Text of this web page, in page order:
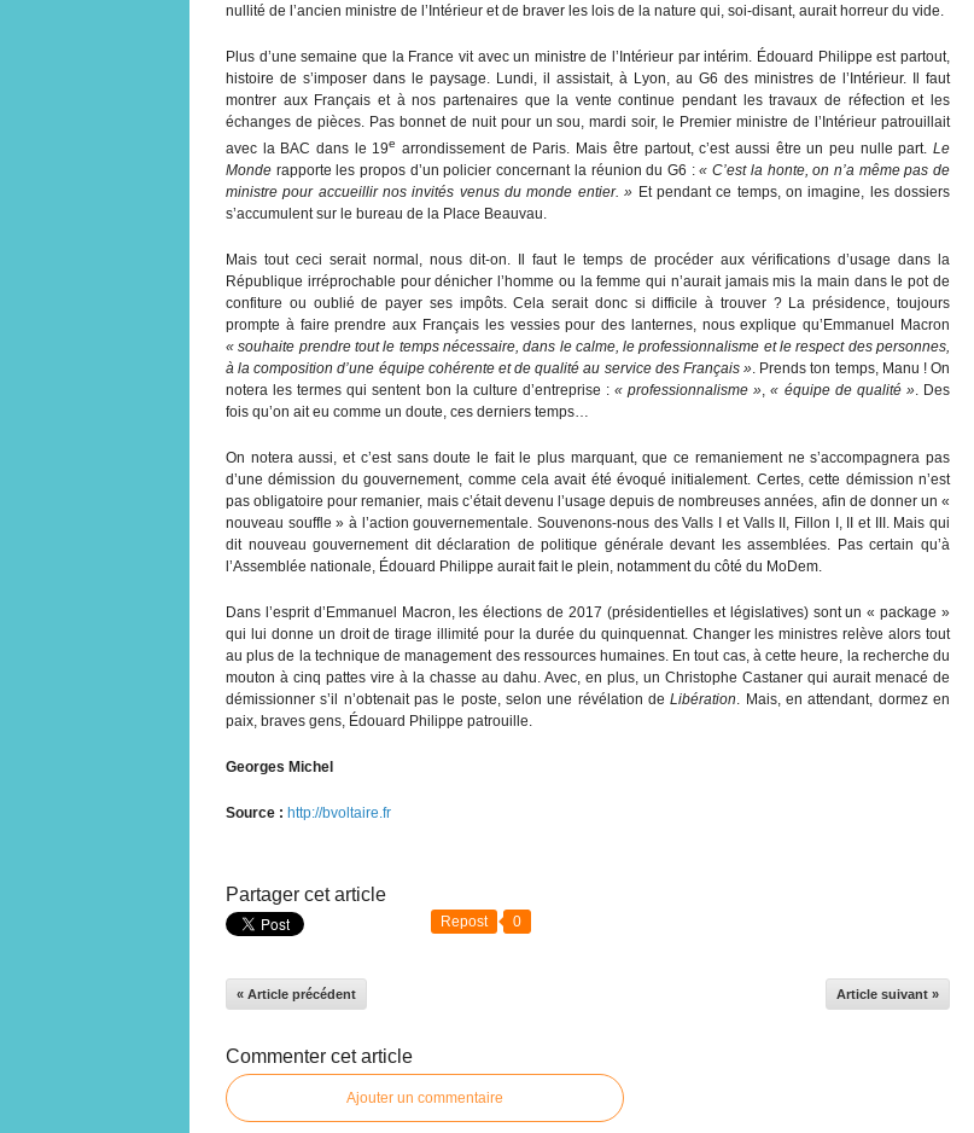
nullité de l’ancien ministre de l’Intérieur et de braver les lois de la nature qui, soi-disant, aurait horreur du vide.
Plus d’une semaine que la France vit avec un ministre de l’Intérieur par intérim. Édouard Philippe est partout,
histoire de s’imposer dans le paysage. Lundi, il assistait, à Lyon, au G6 des ministres de l’Intérieur. Il faut
montrer aux Français et à nos partenaires que la vente continue pendant les travaux de réfection et les
échanges de pièces. Pas bonnet de nuit pour un sou, mardi soir, le Premier ministre de l’Intérieur patrouillait
avec la BAC dans le 19e arrondissement de Paris. Mais être partout, c’est aussi être un peu nulle part.Le
Monde rapporte les propos d’un policier concernant la réunion du G6 :« C’est la honte, on n’a même pas de
ministre pour accueillir nos invités venus du monde entier. » Et pendant ce temps, on imagine, les dossiers
s’accumulent sur le bureau de la Place Beauvau.
Mais tout ceci serait normal, nous dit-on. Il faut le temps de procéder aux vérifications d’usage dans la
République irréprochable pour dénicher l’homme ou la femme qui n’aurait jamais mis la main dans le pot de
confiture ou oublié de payer ses impôts. Cela serait donc si difficile à trouver ? La présidence, toujours
prompte à faire prendre aux Français les vessies pour des lanternes, nous explique qu’Emmanuel Macron
« souhaite prendre tout le temps nécessaire, dans le calme, le professionnalisme et le respect des personnes,
à la composition d’une équipe cohérente et de qualité au service des Français ». Prends ton temps, Manu ! On
notera les termes qui sentent bon la culture d’entreprise :« professionnalisme »,« équipe de qualité ». Des
fois qu’on ait eu comme un doute, ces derniers temps…
On notera aussi, et c’est sans doute le fait le plus marquant, que ce remaniement ne s’accompagnera pas
d’une démission du gouvernement, comme cela avait été évoqué initialement. Certes, cette démission n’est
pas obligatoire pour remanier, mais c’était devenu l’usage depuis de nombreuses années, afin de donner un «
nouveau souffle » à l’action gouvernementale. Souvenons-nous des Valls I et Valls II, Fillon I, II et III. Mais qui
dit nouveau gouvernement dit déclaration de politique générale devant les assemblées. Pas certain qu’à
l’Assemblée nationale, Édouard Philippe aurait fait le plein, notamment du côté du MoDem.
Dans l’esprit d’Emmanuel Macron, les élections de 2017 (présidentielles et législatives) sont un « package »
qui lui donne un droit de tirage illimité pour la durée du quinquennat. Changer les ministres relève alors tout
au plus de la technique de management des ressources humaines. En tout cas, à cette heure, la recherche du
mouton à cinq pattes vire à la chasse au dahu. Avec, en plus, un Christophe Castaner qui aurait menacé de
démissionner s’il n’obtenait pas le poste, selon une révélation deLibération. Mais, en attendant, dormez en
paix, braves gens, Édouard Philippe patrouille.
Georges Michel
Source : http://bvoltaire.fr
Partager cet article
Repost 0
« Article précédent Article suivant »
Commenter cet article
Ajouter un commentaire